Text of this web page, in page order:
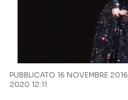
PUBBLICATO 16 NOVEMBRE 2016
2020 12:11